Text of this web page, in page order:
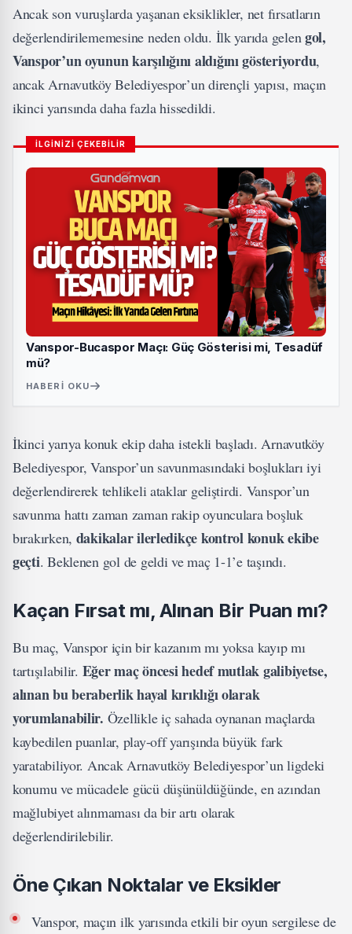
Ancak son vuruşlarda yaşanan eksiklikler, net fırsatların
değerlendirilememesine neden oldu. İlk yarıda gelengol,
Vanspor’un oyunun karşılığını aldığını gösteriyordu,
ancak Arnavutköy Belediyespor’un dirençli yapısı, maçın
ikinci yarısında daha fazla hissedildi.
İLGİNİZİ ÇEKEBİLİR
Vanspor-Bucaspor Maçı: Güç Gösterisi mi, Tesadüf
mü?
HABERI OKU
İkinci yarıya konuk ekip daha istekli başladı. Arnavutköy
Belediyespor, Vanspor’un savunmasındaki boşlukları iyi
değerlendirerek tehlikeli ataklar geliştirdi. Vanspor’un
savunma hattı zaman zaman rakip oyunculara boşluk
bırakırken, dakikalar ilerledikçe kontrol konuk ekibe
geçti. Beklenen gol de geldi ve maç 1-1’e taşındı.
Kaçan Fırsat mı, Alınan Bir Puan mı?
Bu maç, Vanspor için bir kazanım mı yoksa kayıp mı
tartışılabilir. Eğer maç öncesi hedef mutlak galibiyetse,
alınan bu beraberlik hayal kırıklığı olarak
yorumlanabilir. Özellikle iç sahada oynanan maçlarda
kaybedilen puanlar, play-off yarışında büyük fark
yaratabiliyor. Ancak Arnavutköy Belediyespor’un ligdeki
konumu ve mücadele gücü düşünüldüğünde, en azından
mağlubiyet alınmaması da bir artı olarak
değerlendirilebilir.
Öne Çıkan Noktalar ve Eksikler
Vanspor, maçın ilk yarısında etkili bir oyun sergilese de